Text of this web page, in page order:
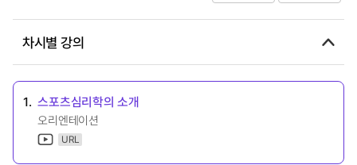
차시별 강의
1. 스포츠심리학의 소개
오리엔테이션
URL